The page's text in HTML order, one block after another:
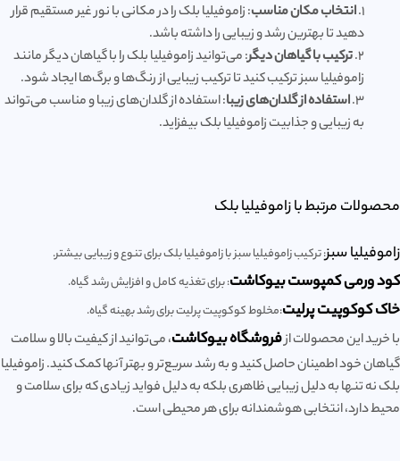
1. انتخاب مکان مناسب: زاموفیلیا بلک را در مکانی با نور غیر مستقیم قرار
دهید تا بهترین رشد و زیبایی را داشته باشد.
2. ترکیب با گیاهان دیگر: می‌توانید زاموفیلیا بلک را با گیاهان دیگر مانند
زاموفیلیا سبز ترکیب کنید تا ترکیب زیبایی از رنگ‌ها و برگ‌ها ایجاد شود.
3. استفاده از گلدان‌های زیبا: استفاده از گلدان‌های زیبا و مناسب می‌تواند
به زیبایی و جذابیت زاموفیلیا بلک بیفزاید.
محصولات مرتبط با زاموفیلیا بلک
زاموفیلیا سبز: ترکیب زاموفیلیا سبز با زاموفیلیا بلک برای تنوع و زیبایی بیشتر.
کود ورمی کمپوست بیوکاشت: برای تغذیه کامل و افزایش رشد گیاه.
خاک کوکوپیت پرلیت:مخلوط کوکوپیت پرلیت برای رشد بهینه گیاه.
با خرید این محصولات ازفروشگاه بیوکاشت، می‌توانید از کیفیت بالا و سلامت
گیاهان خود اطمینان حاصل کنید و به رشد سریع‌تر و بهتر آنها کمک کنید. زاموفیلیا
بلک نه تنها به دلیل زیبایی ظاهری بلکه به دلیل فواید زیادی که برای سلامت و
محیط دارد، انتخابی هوشمندانه برای هر محیطی است.